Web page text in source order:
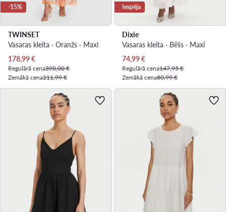
-15%
TWINSET
Vasaras kleita · Oranžs · Maxi
Pašreizējā cena
178,99€
Regulārā cena390,00 €
Zemākā cena211,99 €
Iespēja
Dixie
Vasaras kleita · Bēšs · Maxi
Pašreizējā cena
74,99€
Regulārā cena147,95 €
Zemākā cena80,99 €